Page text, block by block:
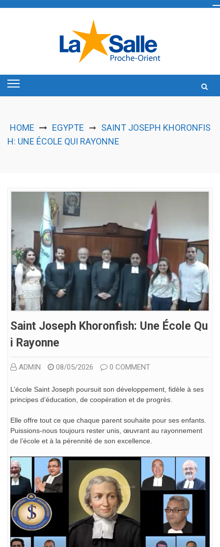
HOME EGYPTE ➞ SAINT JOSEPH KHORONFIS
H: UNE ÉCOLE QUI RAYONNE
Saint Joseph Khoronfish: Une École Qu
I Rayonne
ADMIN 08/05/2026 0 COMMENT
L’école Saint Joseph poursuit son développement, fidèle à ses
principes d’éducation, de coopération et de progrès.
Elle offre tout ce que chaque parent souhaite pour ses enfants.
Puissions-nous toujours rester unis, œuvrant au rayonnement
de l’école et à la pérennité de son excellence.